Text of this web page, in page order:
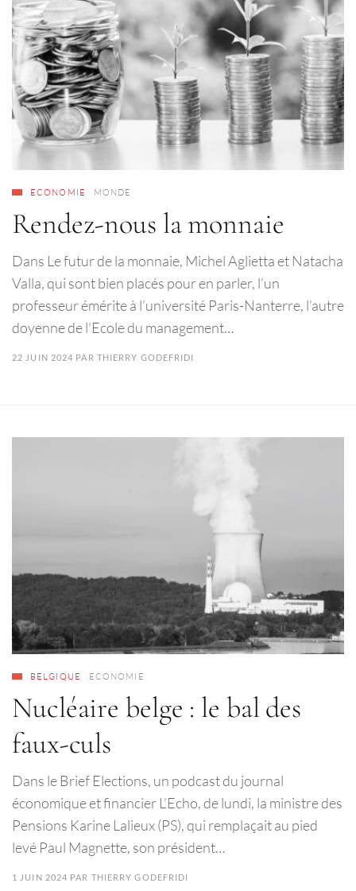
ECONOMIE MONDE
Rendez-nous la monnaie
Dans Le futur de la monnaie, Michel Aglietta et Natacha
Valla, qui sont bien placés pour en parler, l’un
professeur émérite à l’université Paris-Nanterre, l’autre
doyenne de l’Ecole du management…
22 JUIN 2024 PAR THIERRY GODEFRIDI
BELGIQUE ECONOMIE
Nucléaire belge : le bal des
faux-culs
Dans le Brief Elections, un podcast du journal
économique et financier L’Echo, de lundi, la ministre des
Pensions Karine Lalieux (PS), qui remplaçait au pied
levé Paul Magnette, son président…
1 JUIN 2024 PAR THIERRY GODEFRIDI